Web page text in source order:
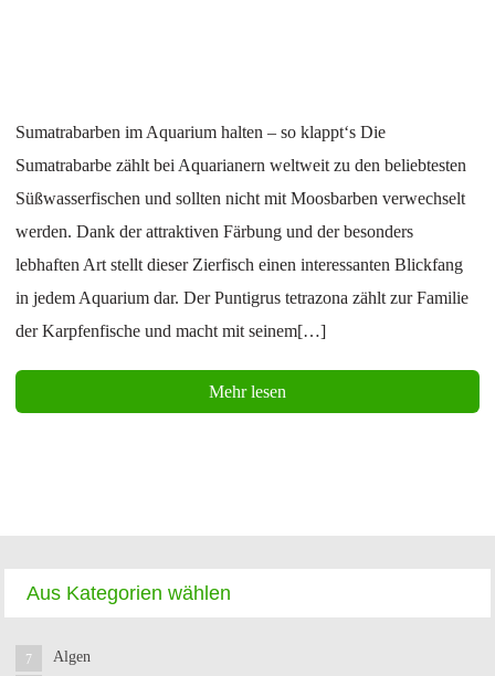
Sumatrabarben im Aquarium halten – so klappt‘s Die
Sumatrabarbe zählt bei Aquarianern weltweit zu den beliebtesten
Süßwasserfischen und sollten nicht mit Moosbarben verwechselt
werden. Dank der attraktiven Färbung und der besonders
lebhaften Art stellt dieser Zierfisch einen interessanten Blickfang
in jedem Aquarium dar. Der Puntigrus tetrazona zählt zur Familie
der Karpfenfische und macht mit seinem[…]
Mehr lesen
Aus Kategorien wählen
Algen
7